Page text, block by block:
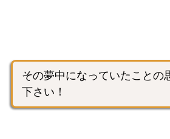
その夢中になっていたことの
下さい！